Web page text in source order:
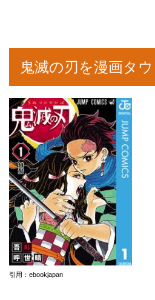
鬼滅の刃を漫画タ
引用：ebookjapan